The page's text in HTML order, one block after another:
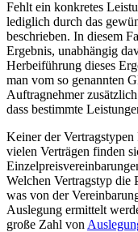
Fehlt ein konkretes
lediglich durch das
beschrieben. In diesem
Ergebnis, unabhängig
Herbeiführung dieses
man vom so genannten
Auftragnehmer
dass bestimmte
Keiner der
vielen Verträgen finden
Welchen Vertragstyp die
was von der
Auslegung ermittelt
große Zahl von